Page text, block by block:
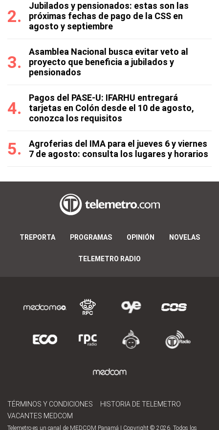
Jubilados y pensionados: estas son las
próximas fechas de pago de la CSS en
agosto y septiembre
Asamblea Nacional busca evitar veto al
proyecto que beneficia a jubilados y
pensionados
Pagos del PASE-U: IFARHU entregará
tarjetas en Colón desde el 10 de agosto,
conozca los requisitos
Agroferias del IMA para el jueves 6 y viernes
7 de agosto: consulta los lugares y horarios
TREPORTA PROGRAMAS OPINIÓN NOVELAS
TELEMETRO RADIO
TÉRMINOS Y CONDICIONES
HISTORIA DE TELEMETRO
VACANTES MEDCOM
Telemetro es un canal de MEDCOM Panamá | Copyright © 2026. Todos los